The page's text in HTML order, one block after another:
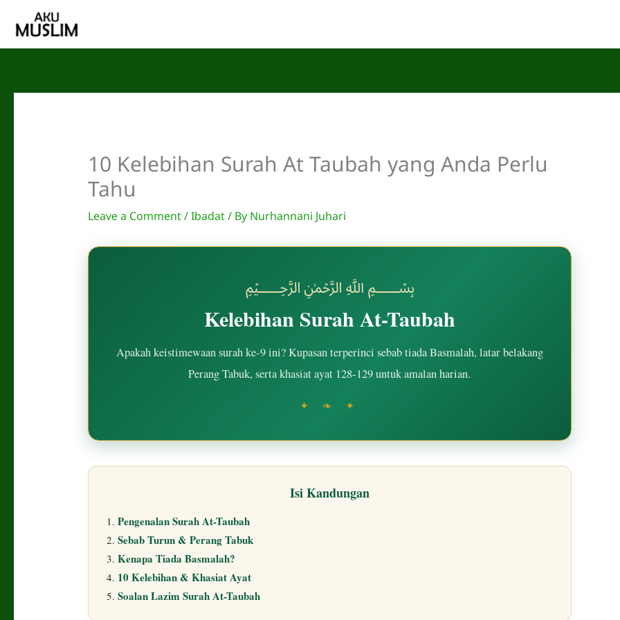
content
10 Kelebihan Surah At Taubah yang Anda Perlu
Tahu
Leave a Comment/Ibadat/ By Nurhannani Juhari
﷽
Kelebihan Surah At-Taubah
Apakah keistimewaan surah ke-9 ini? Kupasan terperinci sebab tiada Basmalah, latar belakang
Perang Tabuk, serta khasiat ayat 128-129 untuk amalan harian.
✦ ❧ ✦
Isi Kandungan
Pengenalan Surah At-Taubah
Sebab Turun & Perang Tabuk
Kenapa Tiada Basmalah?
10 Kelebihan & Khasiat Ayat
Soalan Lazim Surah At-Taubah